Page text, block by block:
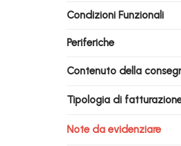
Condizioni Funzionali
Periferiche
Contenuto della
Tipologia di
Note da evidenziare